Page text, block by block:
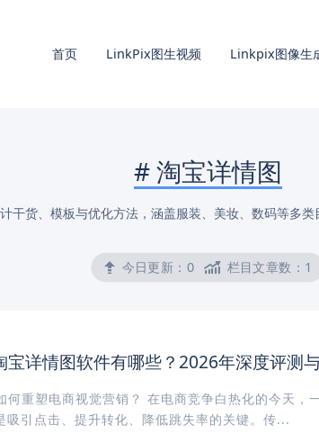
首页 LinkPix图生视频 Linkpix图像生
#淘宝详情图
干货、模板与优化方法，涵盖服装、美妆、数码等多类
今日更新： 0 栏目文章数： 1
宝详情图软件有哪些？2026年深度评测
何重塑电商视觉营销？ 在电商竞争白热化的今天，
吸引点击、提升转化、降低跳失率的关键。传...